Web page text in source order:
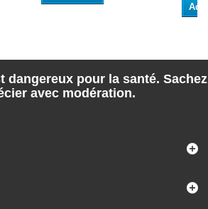
dangereux pour la santé. Sachez
avec modération.